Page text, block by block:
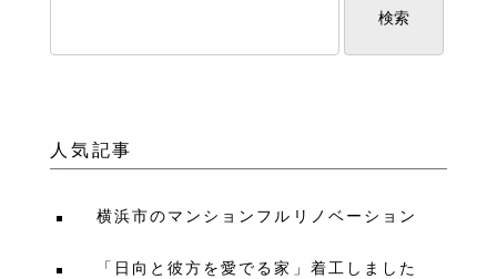
人気記事
横浜市のマンションフルリノベーション
「日向と彼方を愛でる家」着工しました